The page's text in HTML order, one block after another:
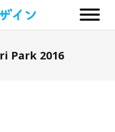
Park 2016